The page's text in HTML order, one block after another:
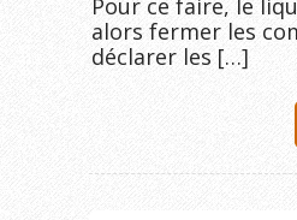
Pour ce faire, le
alors fermer les
déclarer les […]